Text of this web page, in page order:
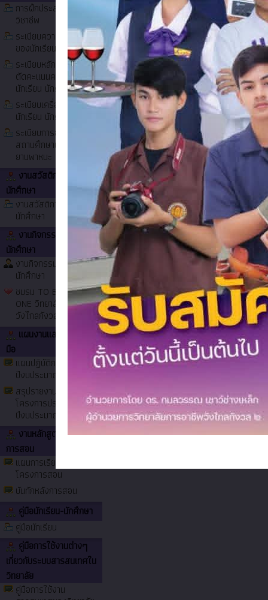
การฝึกประสบการณ์
วิชาชีพ
ระเบียบความประพฤติ
ของนักเรียน นักศึกษา
ระเบียบหลักเกณฑ์และวิธี
ตัดคะแนนความประพฤติ
นักเรียน นักศึกษา
ระเบียบเครื่องแต่งกาย
นักเรียน นักศึกษา
ระเบียบการออกนอก
สถานศึกษาและการใช้
ยานพาหนะ
งานสวัสดิการนักเรียน
นักศึกษา
งานสวัสดิการนักเรียน
นักศึกษา
งานกิจกรรมนักเรียน
นักศึกษา
งานกิจกรรมนักเรียน
นักศึกษา
ชมรม TO BE NUMBER
ONE วิทยาลัยการอาชีพ
วังไกลกังวล ๒
แผนงานและความร่วม
มือ
แผนปฏิบัติการประจำ
ปีงบประมาณ
สรุปรายงานผลการจัดทำ
โครงการประจำ
ปีงบประมาณ
งานหลักสูตรการเรียน
การสอน
แผนการเรียนและ
โครงการสอน
บันทักหลังการสอน
คู่มือนักเรียน-นักศึกษา
คู่มือนักเรียน
คู่มือการใช้งานต่างๆ
เกี่ยวกับระบบสารสนเทศใน
วิทยาลัย
คู่มือการใช้งาน
ประกาศ
แนวทางปฏิบัติตนทางจริยธรรม (Do's and
รายชื่อ นักเรียน นักศึกษา และสถานศึกษา
ผลการคัดเลือกบุคคลเพื่อบรรจุเป็นลูกจ้าง
รายชื่อผู้มีสิทธิ์สอบคัดเลือกบุคคลเป็นลูกจ้
การรับสมัครคัดเลือกบุคคลเพื่อบรรรจุเป็น
ผลการคัดเลือกบุคคลเพื่อบรรจุเป็นลูกจ้าง
รายชื่อผู้มีสิทธิ์สอบคัดเลือกบุคคลเป็นลูกจ้
แจ้งการจัดการเรียนการสอนในรูปแบบออ
การรับสมัครคัดเลือกบุคคลเพื่อบรรรจุเป็น
รายชื่อผู้เข้าอบรม วิชา อาหารไทยเบื้องต้น
ภาพกิจกรรม
บริษัท ทีเอสที เมอร์เซเดส เบนซ์ จำกัด
10,000 บาท
ต้อนรับคณะเจ้าหน้าที่จากสำนักงานคณ
ปราบปรามการทุจริตแห่งช